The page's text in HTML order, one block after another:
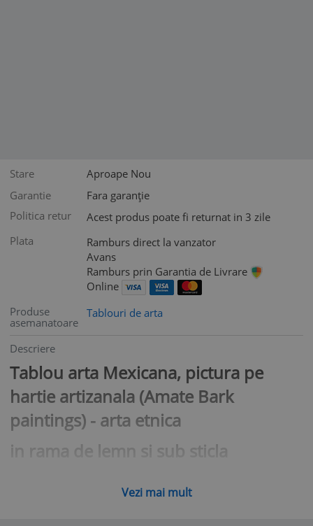
Stare
Aproape Nou
Garantie
Fara garanție
Politica retur
Acest produs poate fi returnat in 3 zile
Plata
Ramburs direct la vanzator
Avans
Ramburs prin Garantia de Livrare
Online
Produse
asemanatoare
Tablouri de arta
Descriere
Tablou arta Mexicana, pictura pe
hartie artizanala (Amate Bark
paintings) - arta etnica
in rama de lemn si sub sticla
dimensiuni: 34 x 44cm
Vezi mai mult